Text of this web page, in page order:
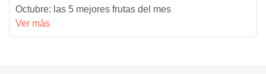
Octubre: las 5 mejores frutas del mes
Ver màs